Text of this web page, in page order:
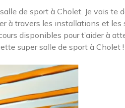
de sport à Cholet. Je vais te
à travers les installations et les
disponibles pour t’aider à
super salle de sport à Cholet !